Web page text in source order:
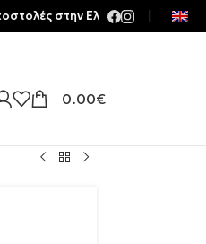
0.00€
Ελλάδα | Meltemia Exclusive